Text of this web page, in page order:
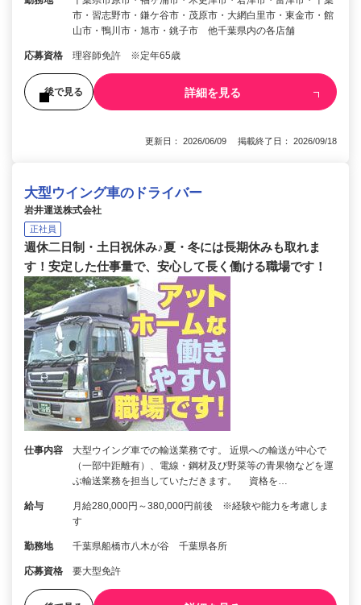
市・習志野市・鎌ケ谷市・茂原市・大網白里市・東金市・館
山市・鴨川市・旭市・銚子市 他千葉県内の各店舗
応募資格 理容師免許 ※定年65歳
後で見る 詳細を見る
更新日： 2026/06/09 掲載終了日： 2026/09/18
大型ウイング車のドライバー
岩井運送株式会社
正社員
週休二日制・土日祝休み♪夏・冬には長期休みも取れま
す！安定した仕事量で、安心して長く働ける職場です！
仕事内容
大型ウイング車での輸送業務です。 近県への輸送が中心で
（一部中距離有）、電線・鋼材及び野菜等の青果物などを運
ぶ輸送業務を担当していただきます。 資格を…
給与
月給280,000円～380,000円前後 ※経験や能力を考慮しま
す
勤務地 千葉県船橋市八木が谷 千葉県各所
応募資格 要大型免許